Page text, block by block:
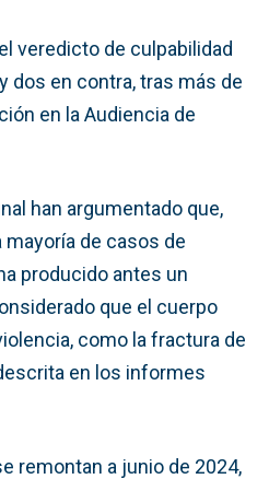
veredicto de culpabilidad
dos en contra, tras más de
en la Audiencia de
han argumentado que,
de casos de
producido antes un
que el cuerpo
como la fractura de
en los informes
remontan a junio de 2024,